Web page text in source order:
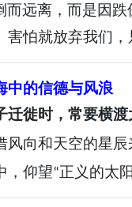
而远离，而是因跌
害怕就放弃我们
中的信德与风浪
迁徙时，常要横渡
向和天空的星
，仰望“正义的太阳